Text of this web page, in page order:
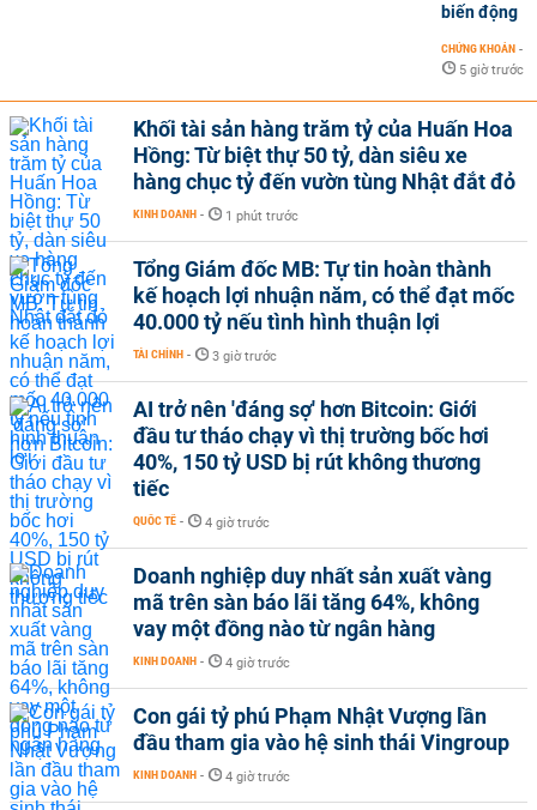
biến động
CHỨNG KHOÁN -
5 giờ trước
Khối tài sản hàng trăm tỷ của Huấn Hoa
Hồng: Từ biệt thự 50 tỷ, dàn siêu xe
hàng chục tỷ đến vườn tùng Nhật đắt đỏ
KINH DOANH - 1 phút trước
Tổng Giám đốc MB: Tự tin hoàn thành
kế hoạch lợi nhuận năm, có thể đạt mốc
40.000 tỷ nếu tình hình thuận lợi
TÀI CHÍNH - 3 giờ trước
AI trở nên 'đáng sợ' hơn Bitcoin: Giới
đầu tư tháo chạy vì thị trường bốc hơi
40%, 150 tỷ USD bị rút không thương
tiếc
QUỐC TẾ - 4 giờ trước
Doanh nghiệp duy nhất sản xuất vàng
mã trên sàn báo lãi tăng 64%, không
vay một đồng nào từ ngân hàng
KINH DOANH - 4 giờ trước
Con gái tỷ phú Phạm Nhật Vượng lần
đầu tham gia vào hệ sinh thái Vingroup
KINH DOANH - 4 giờ trước